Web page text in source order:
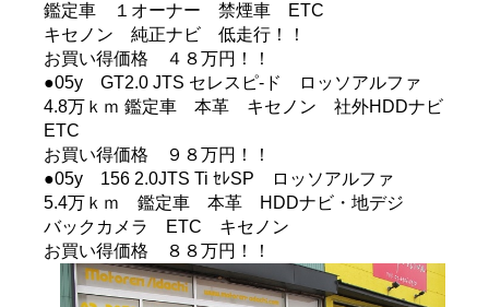
鑑定車 １オーナー 禁煙車 ETC
キセノン 純正ナビ 低走行！！
お買い得価格 ４８万円！！
●05y GT2.0 JTS セレスピ-ド ロッソアルファ
4.8万ｋｍ 鑑定車 本革 キセノン 社外HDDナビ
ETC
お買い得価格 ９８万円！！
●05y 156 2.0JTS Ti ｾﾚSP ロッソアルファ
5.4万ｋｍ 鑑定車 本革 HDDナビ・地デジ
バックカメラ ETC キセノン
お買い得価格 ８８万円！！